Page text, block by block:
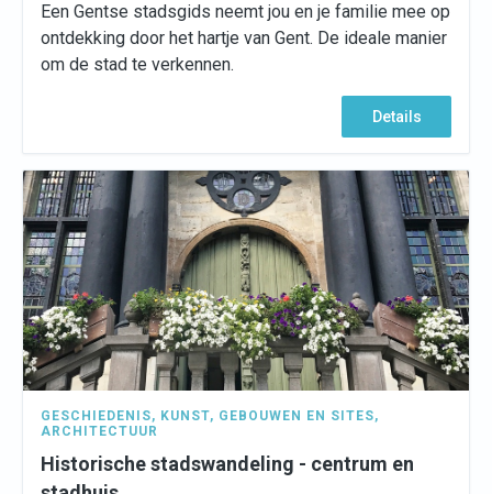
Een Gentse stadsgids neemt jou en je familie mee op
ontdekking door het hartje van Gent. De ideale manier
om de stad te verkennen.
Details
GESCHIEDENIS, KUNST, GEBOUWEN EN SITES,
ARCHITECTUUR
Historische stadswandeling - centrum en